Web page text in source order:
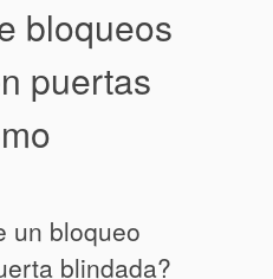
bloqueos
puertas
un bloqueo
blindada?